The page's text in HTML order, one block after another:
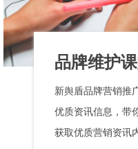
品牌维护
新舆盾品牌营销推
优质资讯信息，带
获取优质营销资讯